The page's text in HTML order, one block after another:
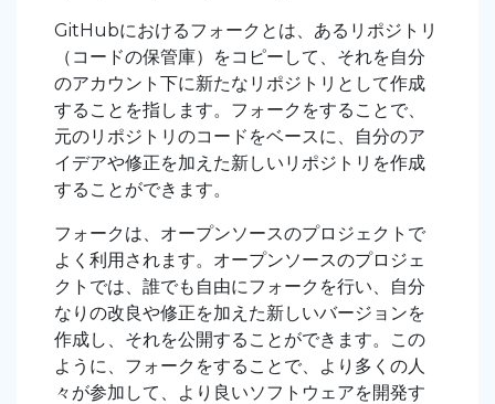
GitHubにおけるフォークとは、あるリポジトリ
（コードの保管庫）をコピーして、それを自分
のアカウント下に新たなリポジトリとして作成
することを指します。フォークをすることで、
元のリポジトリのコードをベースに、自分のア
イデアや修正を加えた新しいリポジトリを作成
することができます。
フォークは、オープンソースのプロジェクトで
よく利用されます。オープンソースのプロジェ
クトでは、誰でも自由にフォークを行い、自分
なりの改良や修正を加えた新しいバージョンを
作成し、それを公開することができます。この
ように、フォークをすることで、より多くの人
々が参加して、より良いソフトウェアを開発す